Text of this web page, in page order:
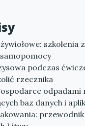
szkolenia z
podczas
rzecznika
odpadami
baz danych i